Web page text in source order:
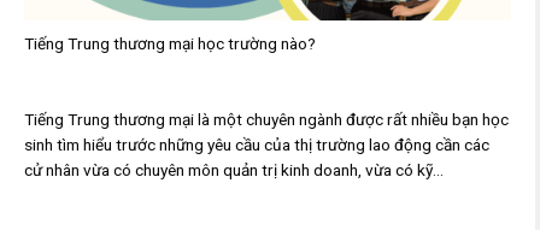
Tiếng Trung thương mại học trường nào?
Tiếng Trung thương mại là một chuyên ngành được rất nhiều bạn học
sinh tìm hiểu trước những yêu cầu của thị trường lao động cần các
cử nhân vừa có chuyên môn quản trị kinh doanh, vừa có kỹ...